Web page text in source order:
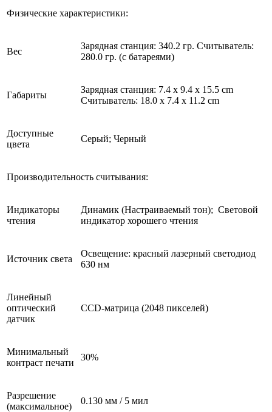
Физические характеристики:
Вес
Зарядная станция: 340.2 гp. Считыватель:
280.0 гp. (с батареями)
Габариты
Зарядная станция: 7.4 x 9.4 x 15.5 cm
Считыватель: 18.0 x 7.4 x 11.2 cm
Доступные
цвета
Серый; Черный
Производительность считывания:
Индикаторы
чтения
Динамик (Настраиваемый тон); Световой
индикатор хорошего чтения
Источник света
Освещение: красный лазерный светодиод
630 нм
Линейный
оптический
датчик
CCD-матрица (2048 пикселей)
Минимальный
контраст печати
30%
Разрешение
(максимальное)
0.130 мм / 5 мил